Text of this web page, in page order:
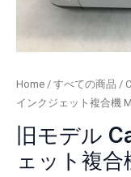
Home / すべての商品 /
インクジェット複合機
旧モデル
ェット複
複
機
MP490
quantity